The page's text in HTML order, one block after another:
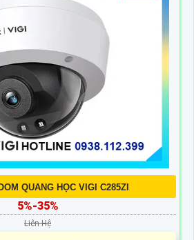
QUANG HỌC VIGI C285ZI
5%-35%
Liên Hệ